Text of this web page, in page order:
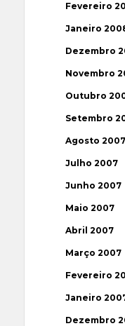
Fevereiro
Janeiro
Dezembro
Novembro
Outubro
Setembro
Agosto 2007
Julho 2007
Junho 2007
Maio 2007
Abril 2007
Março 2007
Fevereiro
Janeiro
Dezembro